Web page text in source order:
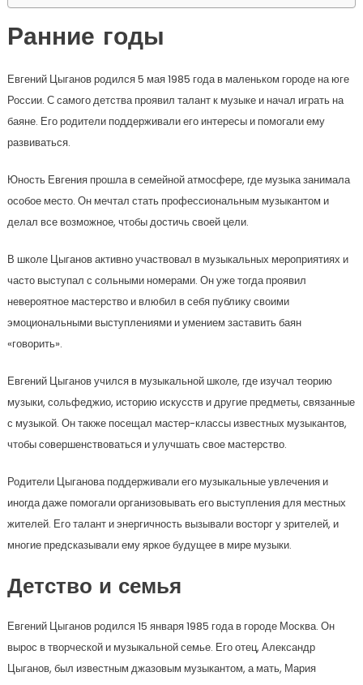
Ранние годы
Евгений Цыганов родился 5 мая 1985 года в маленьком городе на юге
России. С самого детства проявил талант к музыке и начал играть на
баяне. Его родители поддерживали его интересы и помогали ему
развиваться.
Юность Евгения прошла в семейной атмосфере, где музыка занимала
особое место. Он мечтал стать профессиональным музыкантом и
делал все возможное, чтобы достичь своей цели.
В школе Цыганов активно участвовал в музыкальных мероприятиях и
часто выступал с сольными номерами. Он уже тогда проявил
невероятное мастерство и влюбил в себя публику своими
эмоциональными выступлениями и умением заставить баян
«говорить».
Евгений Цыганов учился в музыкальной школе, где изучал теорию
музыки, сольфеджио, историю искусств и другие предметы, связанные
с музыкой. Он также посещал мастер-классы известных музыкантов,
чтобы совершенствоваться и улучшать свое мастерство.
Родители Цыганова поддерживали его музыкальные увлечения и
иногда даже помогали организовывать его выступления для местных
жителей. Его талант и энергичность вызывали восторг у зрителей, и
многие предсказывали ему яркое будущее в мире музыки.
Детство и семья
Евгений Цыганов родился 15 января 1985 года в городе Москва. Он
вырос в творческой и музыкальной семье. Его отец, Александр
Цыганов, был известным джазовым музыкантом, а мать, Мария